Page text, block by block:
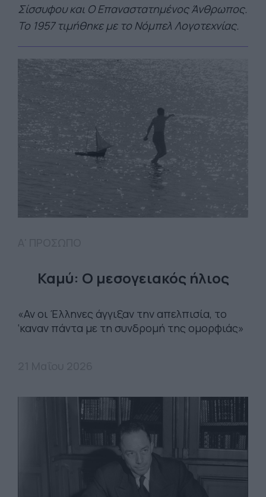
Σίσσυφου και Ο Επαναστατημένος Άνθρωπος.
Το 1957 τιμήθηκε με το Νόμπελ Λογοτεχνίας.
Καμύ: Ο μεσογειακός ήλιος
«Αν οι Έλληνες άγγιξαν την απελπισία, το
‘καναν πάντα με τη συνδρομή της ομορφιάς»